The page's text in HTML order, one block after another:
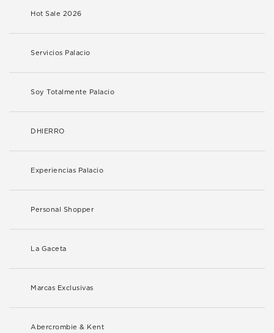
Hot Sale 2026
Servicios Palacio
Soy Totalmente Palacio
DHIERRO
Experiencias Palacio
Personal Shopper
La Gaceta
Marcas Exclusivas
Abercrombie & Kent